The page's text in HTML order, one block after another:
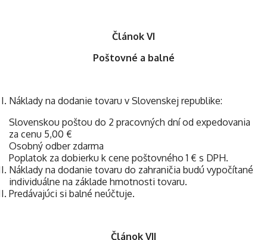
Článok VI
Poštovné a balné
Náklady na dodanie tovaru v Slovenskej republike:
Slovenskou poštou do 2 pracovných dní od expedovania
za cenu 5,00 €
Osobný odber zdarma
Poplatok za dobierku k cene poštovného 1 € s DPH.
Náklady na dodanie tovaru do zahraničia budú vypočítané
individuálne na základe hmotnosti tovaru.
Predávajúci si balné neúčtuje.
Článok VII